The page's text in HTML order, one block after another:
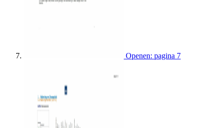
Openen: pagina 7